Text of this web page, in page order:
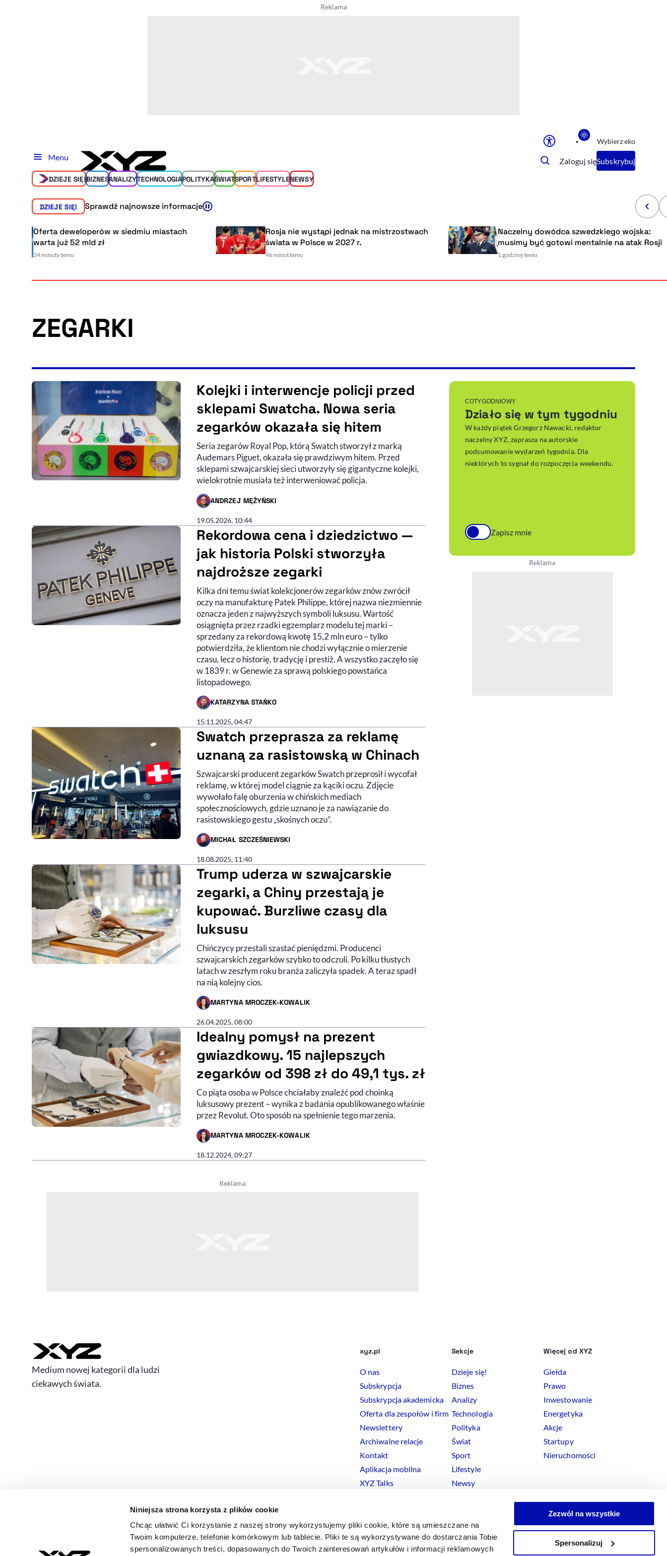
Niniejsza strona korzysta z plików cookie
Chcąc ułatwić Ci korzystanie z naszej strony wykorzystujemy pliki cookie, które są umieszczane na
Twoim komputerze, telefonie komórkowym lub tablecie. Pliki te są wykorzystywane do dostarczania Tobie
spersonalizowanych treści, dopasowanych do Twoich zainteresowań artykułów i informacji reklamowych
Zezwól na wszystkie
Spersonalizuj
Sprawdź, jak i dlaczego zwiększamy dostępność, otwiera się w nowym
Deklaracja dostępności
, otwiera się w
Wybierz eko
Menu Zaloguj sięSubskrybuj
DZIEJE SIĘ!BIZNESANALIZYTECHNOLOGIAPOLITYKAŚWIATSPORTLIFESTYLENEWSY
DZIEJE SIĘ! Sprawdź najnowsze informacje
Oferta deweloperów w siedmiu miastach
warta już 52 mld zł
24 minuty temu
Rosja nie wystąpi jednak na mistrzostwach
świata w Polsce w 2027 r.
46 minut temu
Naczelny dowódca szwedzkiego wojska:
musimy być gotowi mentalnie na atak Rosji
1 godzinę temu
ZEGARKI
Kolejki i interwencje policji przed
sklepami Swatcha. Nowa seria
zegarków okazała się hitem
Seria zegarów Royal Pop, którą Swatch stworzył z marką
Audemars Piguet, okazała się prawdziwym hitem. Przed
sklepami szwajcarskiej sieci utworzyły się gigantyczne kolejki,
wielokrotnie musiała też interweniować policja.
ANDRZEJ MĘŻYŃSKI
- AUTOR ARTYKUŁU - PROFIL
19.05.2026, 10:44
Rekordowa cena i dziedzictwo —
jak historia Polski stworzyła
najdroższe zegarki
Kilka dni temu świat kolekcjonerów zegarków znów zwrócił
oczy na manufakturę Patek Philippe, której nazwa niezmiennie
oznacza jeden z najwyższych symboli luksusu. Wartość
osiągnięta przez rzadki egzemplarz modelu tej marki –
sprzedany za rekordową kwotę 15,2 mln euro – tylko
potwierdziła, że klientom nie chodzi wyłącznie o mierzenie
czasu, lecz o historię, tradycję i prestiż. A wszystko zaczęło się
w 1839 r. w Genewie za sprawą polskiego powstańca
listopadowego.
KATARZYNA STAŃKO
- AUTOR ARTYKUŁU - PROFIL
15.11.2025, 04:47
Swatch przeprasza za reklamę
uznaną za rasistowską w Chinach
Szwajcarski producent zegarków Swatch przeprosił i wycofał
reklamę, w której model ciągnie za kąciki oczu. Zdjęcie
wywołało falę oburzenia w chińskich mediach
społecznościowych, gdzie uznano je za nawiązanie do
rasistowskiego gestu „skośnych oczu”.
MICHAŁ SZCZEŚNIEWSKI
- AUTOR ARTYKUŁU - PROFIL
18.08.2025, 11:40
Trump uderza w szwajcarskie
zegarki, a Chiny przestają je
kupować. Burzliwe czasy dla
luksusu
Chińczycy przestali szastać pieniędzmi. Producenci
szwajcarskich zegarków szybko to odczuli. Po kilku tłustych
latach w zeszłym roku branża zaliczyła spadek. A teraz spadł
na nią kolejny cios.
MARTYNA MROCZEK-KOWALIK
- AUTOR ARTYKUŁU - PROFIL
26.04.2025, 08:00
Idealny pomysł na prezent
gwiazdkowy. 15 najlepszych
zegarków od 398 zł do 49,1 tys. zł
Co piąta osoba w Polsce chciałaby znaleźć pod choinką
luksusowy prezent – wynika z badania opublikowanego właśnie
przez Revolut. Oto sposób na spełnienie tego marzenia.
MARTYNA MROCZEK-KOWALIK
- AUTOR ARTYKUŁU - PROFIL
18.12.2024, 09:27
Medium nowej kategorii dla ludzi
ciekawych świata.
xyz.pl
O nas
Subskrypcja
Subskrypcja akademicka
Oferta dla zespołów i firm
Newslettery
Archiwalne relacje
Kontakt
Aplikacja mobilna
XYZ Talks
Sekcje
Dzieje się!
Biznes
Analizy
Technologia
Polityka
Świat
Sport
Lifestyle
Newsy
Więcej od XYZ
Giełda
Prawo
Inwestowanie
Energetyka
Akcje
Startupy
Nieruchomości
© 2026 XYZ. Wszystkie prawa zastrzeżone
All rights reserved
Polityka prywatnościPolitykaCookiesRegulaminUstawieniaCookies